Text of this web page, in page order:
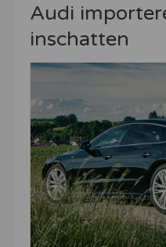
Audi
inschatten